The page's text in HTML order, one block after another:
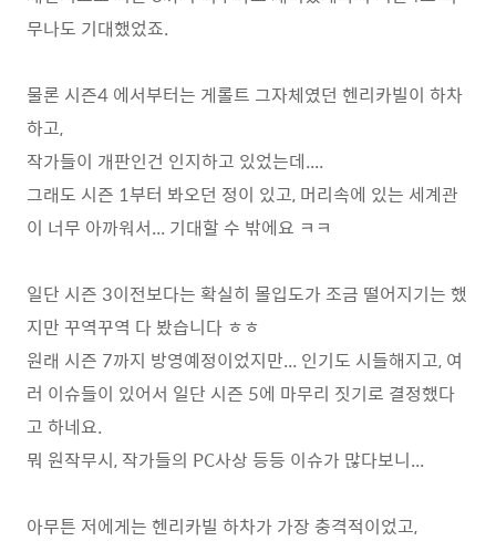
무나도 기대했었죠.
물론 시즌4 에서부터는 게롤트 그자체였던 헨리카빌이 하차
하고,
작가들이 개판인건 인지하고 있었는데....
그래도 시즌 1부터 봐오던 정이 있고, 머리속에 있는 세계관
이 너무 아까워서... 기대할 수 밖에요 ㅋㅋ
일단 시즌 3이전보다는 확실히 몰입도가 조금 떨어지기는 했
지만 꾸역꾸역 다 봤습니다 ㅎㅎ
원래 시즌 7까지 방영예정이었지만... 인기도 시들해지고, 여
러 이슈들이 있어서 일단 시즌 5에 마무리 짓기로 결정했다
고 하네요.
뭐 원작무시, 작가들의 PC사상 등등 이슈가 많다보니...
아무튼 저에게는 헨리카빌 하차가 가장 충격적이었고,